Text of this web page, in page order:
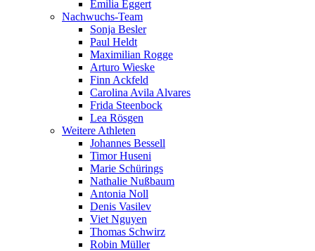
Emilia Eggert
Nachwuchs-Team
Sonja Besler
Paul Heldt
Maximilian Rogge
Arturo Wieske
Finn Ackfeld
Carolina Avila Alvares
Frida Steenbock
Lea Rösgen
Weitere Athleten
Johannes Bessell
Timor Huseni
Marie Schürings
Nathalie Nußbaum
Antonia Noll
Denis Vasilev
Viet Nguyen
Thomas Schwirz
Robin Müller